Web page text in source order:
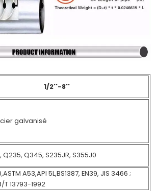
1/2''-8''
galvanisé
Q235, Q345, S235JR, S355J0
A53,API 5L,BS1387, EN39, JIS 3466 ;
T 13793-1992